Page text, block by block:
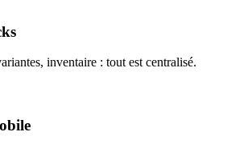
inventaire : tout est centralisé.